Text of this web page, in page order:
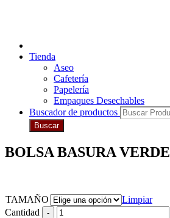
Tienda
Aseo
Cafetería
Papelería
Empaques Desechables
Buscador de productos
Buscar
BOLSA BASURA VERDE
TAMAÑO
Limpiar
Cantidad